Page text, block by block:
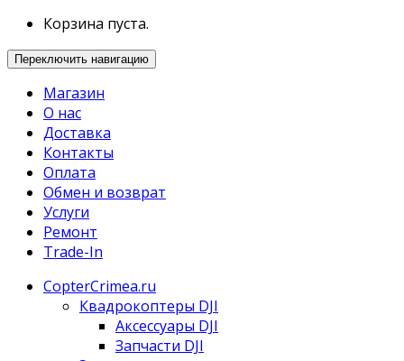
Корзина пуста.
Переключить навигацию
Магазин
О нас
Доставка
Контакты
Оплата
Обмен и возврат
Услуги
Ремонт
Trade-In
CopterCrimea.ru
Квадрокоптеры DJI
Аксессуары DJI
Запчасти DJI